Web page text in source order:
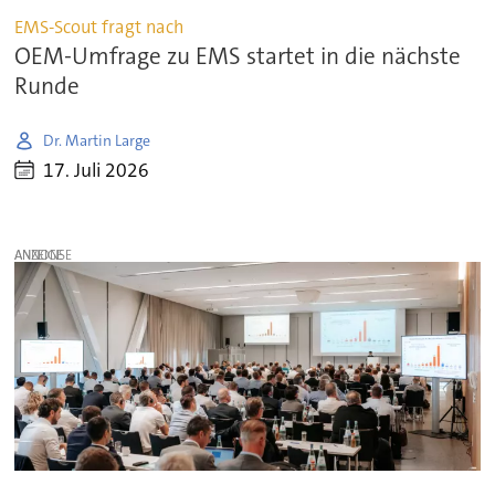
EMS-Scout fragt nach
OEM-Umfrage zu EMS startet in die nächste
Runde
Dr. Martin Large
17. Juli 2026
ANZEIGE